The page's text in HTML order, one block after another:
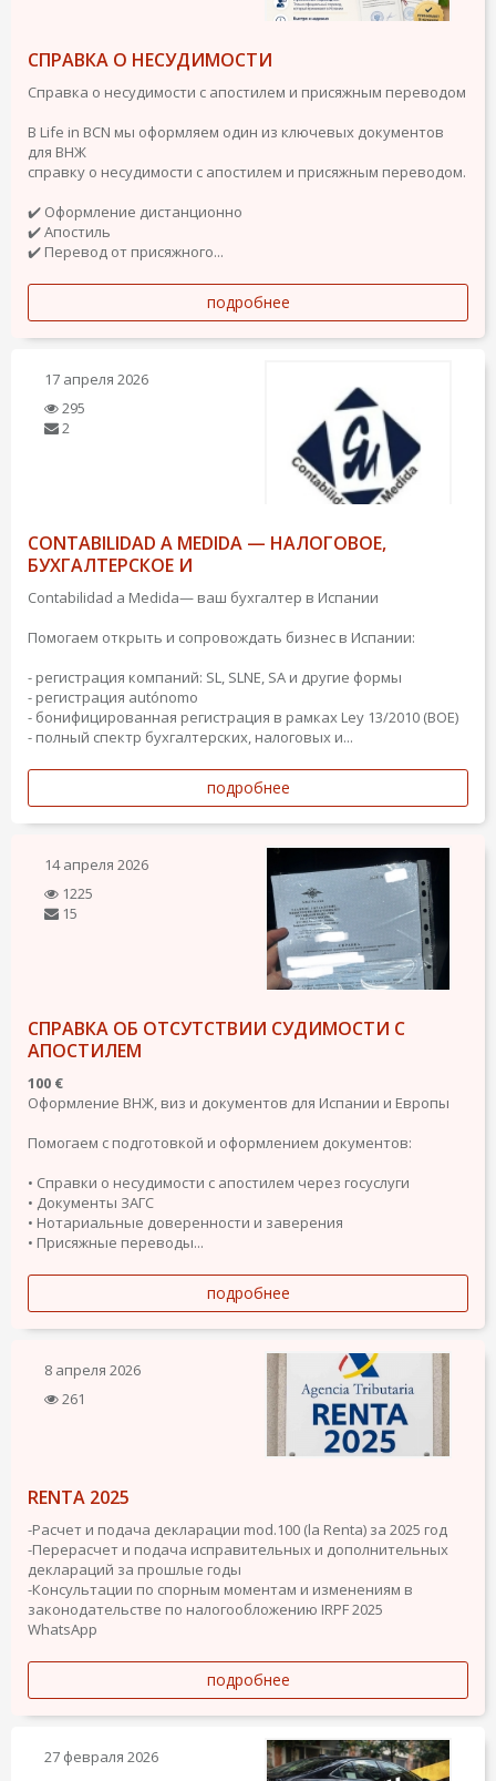
СПРАВКА О НЕСУДИМОСТИ
Справка о несудимости с апостилем и присяжным переводом
В Life in BCN мы оформляем один из ключевых документов
для ВНЖ
справку о несудимости с апостилем и присяжным переводом.
✔️ Оформление дистанционно
✔️ Апостиль
✔️ Перевод от присяжного...
подробнее
17 апреля 2026
295
2
CONTABILIDAD A MEDIDA — НАЛОГОВОЕ,
БУХГАЛТЕРСКОЕ И
Contabilidad a Medida— ваш бухгалтер в Испании
Помогаем открыть и сопровождать бизнес в Испании:
- регистрация компаний: SL, SLNE, SA и другие формы
- регистрация autónomo
- бонифицированная регистрация в рамках Ley 13/2010 (BOE)
- полный спектр бухгалтерских, налоговых и...
подробнее
14 апреля 2026
1225
15
СПРАВКА ОБ ОТСУТСТВИИ СУДИМОСТИ С
АПОСТИЛЕМ
100 €
Оформление ВНЖ, виз и документов для Испании и Европы
Помогаем с подготовкой и оформлением документов:
• Справки о несудимости с апостилем через госуслуги
• Документы ЗАГС
• Нотариальные доверенности и заверения
• Присяжные переводы...
подробнее
8 апреля 2026
261
RENTA 2025
-Расчет и подача декларации mod.100 (la Renta) за 2025 год
-Перерасчет и подача исправительных и дополнительных
деклараций за прошлые годы
-Консультации по спорным моментам и изменениям в
законодательстве по налогообложению IRPF 2025
WhatsApp
подробнее
27 февраля 2026